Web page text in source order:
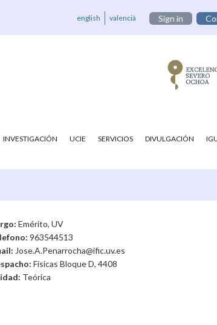
english valencià Sign in
INVESTIGACIÓN UCIE SERVICIOS DIVULGACIÓN
Emérito, UV
963544513
Jose.A.Penarrocha@ific.uv.es
Físicas Bloque D, 4408
Teórica